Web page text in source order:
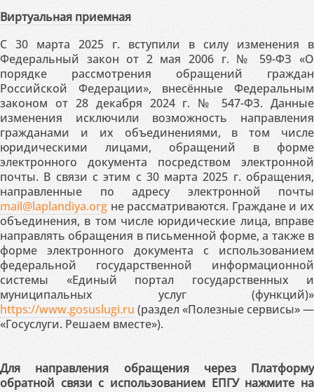
Виртуальная приемная
С 30 марта 2025 г. вступили в силу изменения в
Федеральный закон от 2 мая 2006 г. № 59-ФЗ «О
порядке рассмотрения обращений граждан
Российской Федерации», внесённые Федеральным
законом от 28 декабря 2024 г. № 547-ФЗ. Данные
изменения исключили возможность направления
гражданами и их объединениями, в том числе
юридическими лицами, обращений в форме
электронного документа посредством электронной
почты. В связи с этим с 30 марта 2025 г. обращения,
направленные по адресу электронной почты
mail@laplandiya.org не рассматриваются. Граждане и их
объединения, в том числе юридические лица, вправе
направлять обращения в письменной форме, а также в
форме электронного документа с использованием
федеральной государственной информационной
системы «Единый портал государственных и
муниципальных услуг (функций)»
https://www.gosuslugi.ru (раздел «Полезные сервисы» —
«Госуслуги. Решаем вместе»).
Для направления обращения через Платформу
обратной связи с использованием ЕПГУ нажмите на